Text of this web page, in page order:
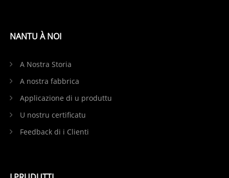
NANTU À NOI
A Nostra Storia
A nostra fabbrica
Applicazione di u produttu
U nostru certificatu
Feedback di i Clienti